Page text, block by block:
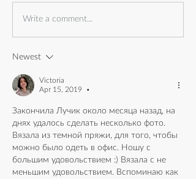
Write a comment...
Newest
Victoria
Apr 15, 2019
•
Закончила Лучик около месяца назад, на
днях удалось сделать несколько фото.
Вязала из темной пряжи, для того, чтобы
можно было одеть в офис. Ношу с
большим удовольствием :) Вязала с не
меньшим удовольствием. Вспоминаю как